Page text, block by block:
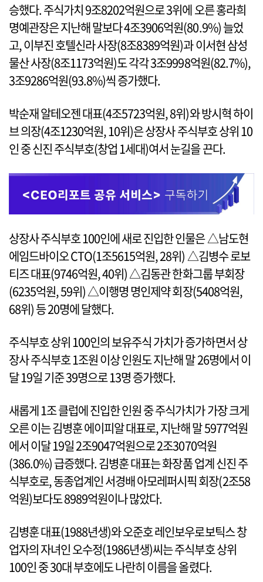
승했다. 주식가치 9조8202억원으로 3위에 오른 홍라희
명예관장은 지난해 말보다 4조3906억원(80.9%) 늘었
고, 이부진 호텔신라 사장(8조8389억원)과 이서현 삼성
물산 사장(8조1173억원)도 각각 3조9998억원(82.7%),
3조9286억원(93.8%)씩 증가했다.
박순재 알테오젠 대표(4조5723억원, 8위)와 방시혁 하이
브 의장(4조1230억원, 10위)은 상장사 주식부호 상위 10
인 중 신진 주식부호(창업 1세대)여서 눈길을 끈다.
상장사 주식부호 100인에 새로 진입한 인물은 △남도현
에임드바이오 CTO(1조5615억원, 28위) △김병수 로보
티즈 대표(9746억원, 40위) △김동관 한화그룹 부회장
(6235억원, 59위) △이행명 명인제약 회장(5408억원,
68위) 등 20명에 달했다.
주식부호 상위 100인의 보유주식 가치가 증가하면서 상
장사 주식부호 1조원 이상 인원도 지난해 말 26명에서 이
달 19일 기준 39명으로 13명 증가했다.
새롭게 1조 클럽에 진입한 인원 중 주식가치가 가장 크게
오른 이는 김병훈 에이피알 대표로, 지난해 말 5977억원
에서 이달 19일 2조9047억원으로 2조3070억원
(386.0%) 급증했다. 김병훈 대표는 화장품 업계 신진 주
식부호로, 동종업계인 서경배 아모레퍼시픽 회장(2조58
억원)보다도 8989억원이나 많았다.
김병훈 대표(1988년생)와 오준호 레인보우로보틱스 창
업자의 자녀인 오수정(1986년생)씨는 주식부호 상위
100인 중 30대 부호에도 나란히 이름을 올렸다.